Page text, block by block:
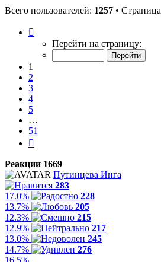
Всего пользователей: 1257 • Страница
Перейти на страницу:
1
2
3
4
5
…
51
Реакции 1669
Путинцева Инга
283
17.0%
228
13.7%
205
12.3%
215
12.9%
217
13.0%
245
14.7%
276
16.5%